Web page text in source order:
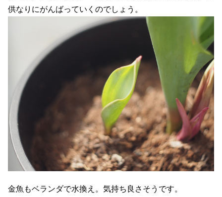
供なりにがんばっていくのでしょう。
金魚もベランダで水換え。気持ち良さそうです。